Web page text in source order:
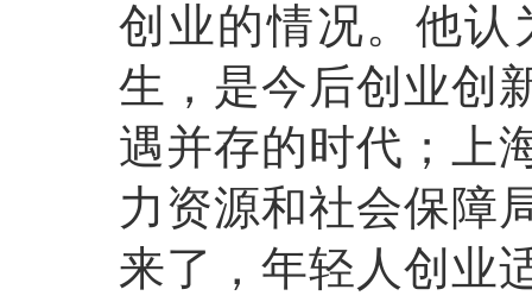
创业的情况。他
生，是今后创业创
遇并存的时代；上
力资源和社会保障
来了，年轻人创业